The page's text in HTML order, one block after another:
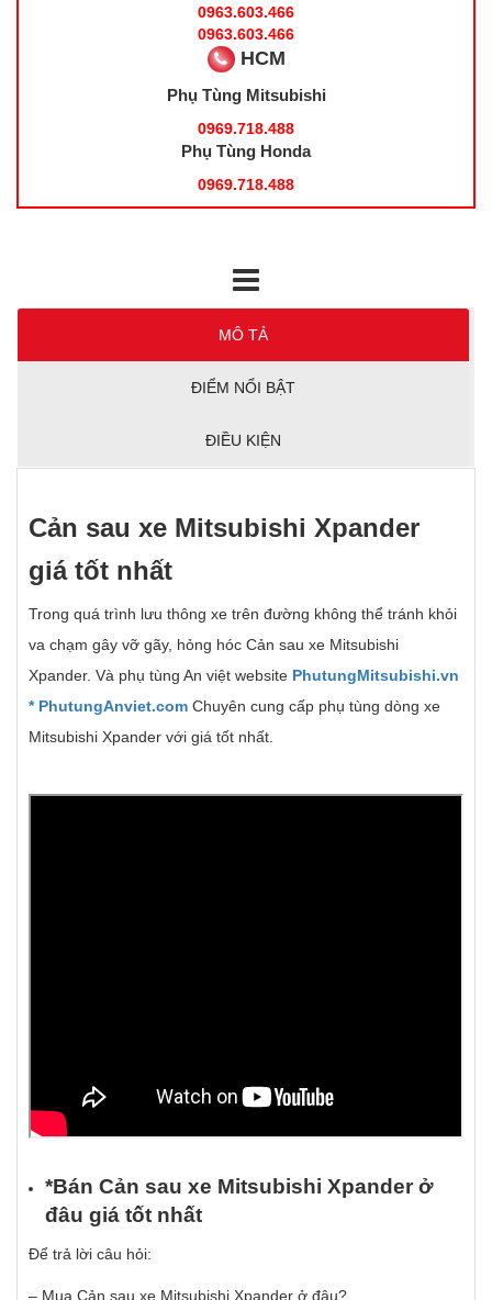
0963.603.466
0963.603.466
HCM
Phụ Tùng Mitsubishi
0969.718.488
Phụ Tùng Honda
0969.718.488
MÔ TẢ
ĐIỂM NỔI BẬT
ĐIỀU KIỆN
Cản sau xe Mitsubishi Xpander
giá tốt nhất
Trong quá trình lưu thông xe trên đường không thể tránh khỏi
va chạm gây vỡ gãy, hỏng hóc Cản sau xe Mitsubishi
Xpander. Và phụ tùng An việt website PhutungMitsubishi.vn
* PhutungAnviet.com Chuyên cung cấp phụ tùng dòng xe
Mitsubishi Xpander với giá tốt nhất.
*Bán Cản sau xe Mitsubishi Xpander ở
đâu giá tốt nhất
Để trả lời câu hỏi:
– Mua Cản sau xe Mitsubishi Xpander ở đâu?